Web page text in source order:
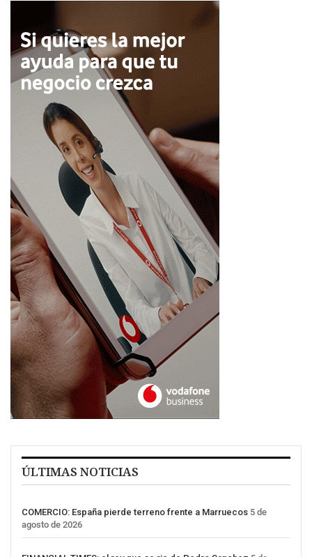
ÚLTIMAS NOTICIAS
COMERCIO: España pierde terreno frente a Marruecos 5 de
agosto de 2026